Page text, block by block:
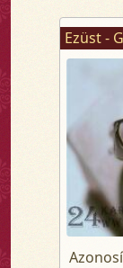
Ezüst -